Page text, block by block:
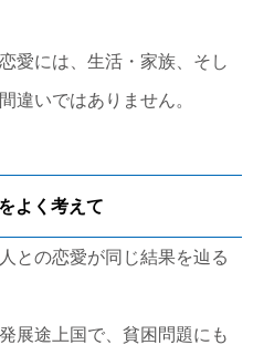
愛には、生活・家族、そし
違いではありません。
よく考えて
との恋愛が同じ結果を辿る
展途上国で、貧困問題にも